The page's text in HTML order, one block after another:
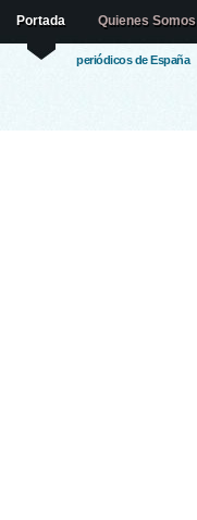
periódicos de España
Portada Quienes Somos